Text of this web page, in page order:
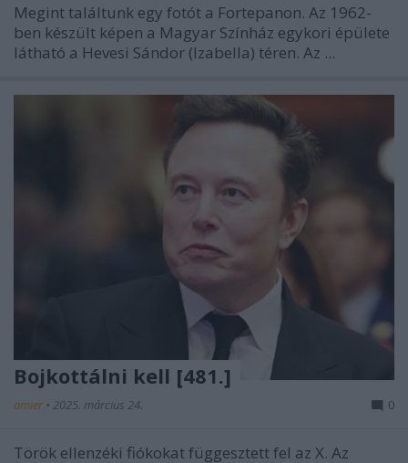
Megint találtunk egy fotót a Fortepanon. Az 1962-
ben készült képen a Magyar Színház egykori épülete
látható a Hevesi Sándor (Izabella) téren. Az ...
Bojkottálni kell [481.]
amier • 2025. március 24. 0
Török ellenzéki fiókokat függesztett fel az X. Az